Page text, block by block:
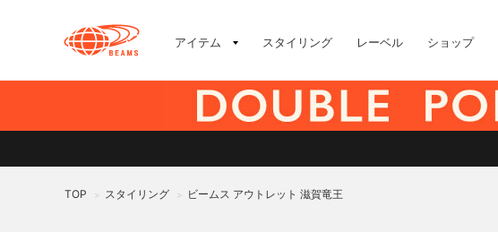
アイテム スタイリング レーベル ショップ
TOP > スタイリング > ビームス アウトレット 滋賀竜王